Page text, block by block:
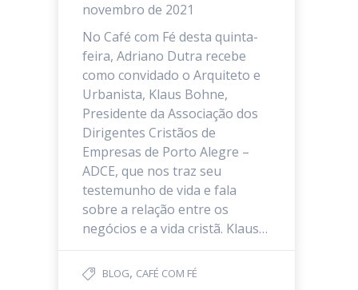
novembro de 2021
No Café com Fé desta quinta-
feira, Adriano Dutra recebe
como convidado o Arquiteto e
Urbanista, Klaus Bohne,
Presidente da Associação dos
Dirigentes Cristãos de
Empresas de Porto Alegre –
ADCE, que nos traz seu
testemunho de vida e fala
sobre a relação entre os
negócios e a vida cristã. Klaus…
BLOG, CAFÉ COM FÉ